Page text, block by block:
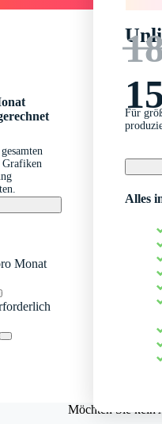
Grafiken
Monat
Für
Alles
Möchten Sie kein